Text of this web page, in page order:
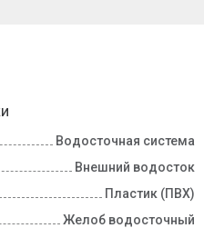
Водосточная система
Внешний водосток
Пластик (ПВХ)
Желоб водосточный